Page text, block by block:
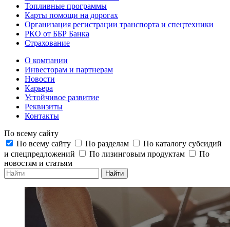
Топливные программы
Карты помощи на дорогах
Организация регистрации транспорта и спецтехники
РКО от ББР Банка
Страхование
О компании
Инвесторам и партнерам
Новости
Карьера
Устойчивое развитие
Реквизиты
Контакты
По всему сайту
По всему сайту
По разделам
По каталогу субсидий
и спецпредложений
По лизинговым продуктам
По
новостям и статьям
Найти